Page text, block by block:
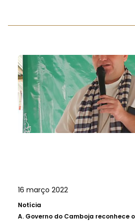
16 março 2022
Notícia
A. Governo do Camboja reconhece